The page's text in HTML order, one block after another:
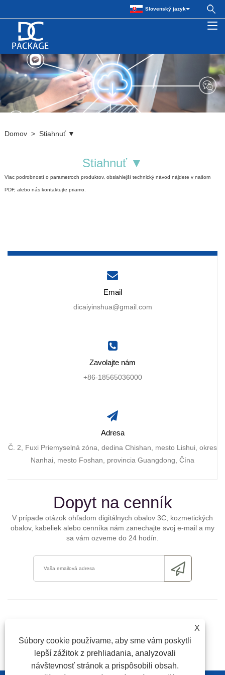
Slovenský jazyk
Domov > Stiahnuť ▼
Stiahnuť ▼
Viac podrobností o parametroch produktov, obsiahlejší technický návod nájdete v našom
PDF, alebo nás kontaktujte priamo.
X
Súbory cookie používame, aby sme vám poskytli
lepší zážitok z prehliadania, analyzovali
návštevnosť stránok a prispôsobili obsah.
Email
dicaiyinshua@gmail.com
Zavolajte nám
+86-18565036000
Adresa
Č. 2, Fuxi Priemyselná zóna, dedina Chishan, mesto Lishui, okres
Nanhai, mesto Foshan, provincia Guangdong, Čína
Dopyt na cenník
V prípade otázok ohľadom digitálnych obalov 3C, kozmetických
obalov, kabeliek alebo cenníka nám zanechajte svoj e-mail a my
sa vám ozveme do 24 hodín.